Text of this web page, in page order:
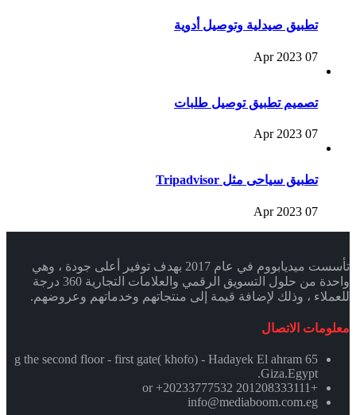
تطبيق صيدلية وتوصيل أدوية
07 Apr 2023
تصميم تطبيق توصيل طلبات
07 Apr 2023
تطبيق سياحى مثل Tripadvisor
07 Apr 2023
تأسست ميديابووم في عام 2017 بهدف توفير أعلى جودة ، وهي
واحدة من حلول التسويق الرقمي والعلامات التجارية 360 درجة
للعملاء ، وذلك لإضافة قيمة إلى منتجاتهم وخدماتهم وعروضهم.
معلومات الاتصال
65 g the second floor - first gate( khofo) - Hadayek El ahram
.Giza.Egypt
+201208333111 or +20233777532
info@mediaboom.com.eg